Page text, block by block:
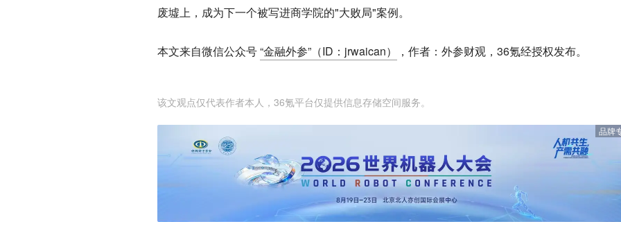
废墟上，成为下一个被写进商学院的"大败局"案例。
本文来自微信公众号“金融外参”（ID：jrwaican） ，作者：外参财观，36氪经授权发布。
该文观点仅代表作者本人，36氪平台仅提供信息存储空间服务。
品牌